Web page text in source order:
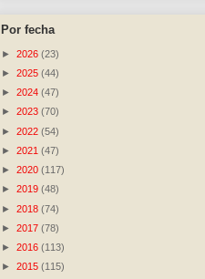
Por fecha
► 2026 (23)
► 2025 (44)
► 2024 (47)
► 2023 (70)
► 2022 (54)
► 2021 (47)
► 2020 (117)
► 2019 (48)
► 2018 (74)
► 2017 (78)
► 2016 (113)
► 2015 (115)